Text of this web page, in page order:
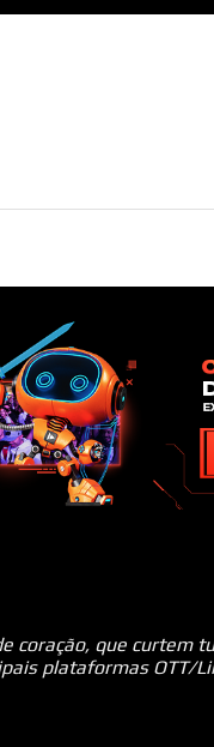
coração, que curtem
plataformas OTT/